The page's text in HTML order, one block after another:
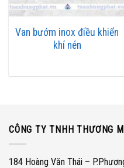
dụng điện áp để điều khiển
Hoạt động van khí
Như tôi đã giới thiệu ở trên,
Van bướm inox điều khiển
khí nén
CÔNG TY TNHH THƯƠNG
184 Hoàng Văn Thái –